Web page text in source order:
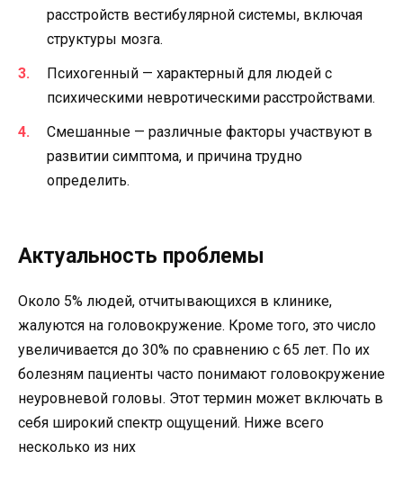
расстройств вестибулярной системы, включая
структуры мозга.
Психогенный — характерный для людей с
психическими невротическими расстройствами.
Смешанные — различные факторы участвуют в
развитии симптома, и причина трудно
определить.
Актуальность проблемы
Около 5% людей, отчитывающихся в клинике,
жалуются на головокружение. Кроме того, это число
увеличивается до 30% по сравнению с 65 лет. По их
болезням пациенты часто понимают головокружение
неуровневой головы. Этот термин может включать в
себя широкий спектр ощущений. Ниже всего
несколько из них